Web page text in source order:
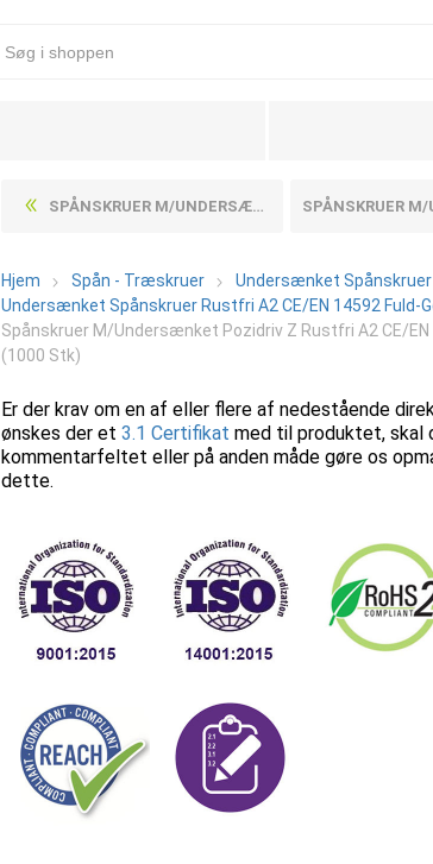
SPÅNSKRUER M/UNDERSÆNKET POZIDRIV Z RUSTFRI A2 CE/EN 14592 4X35-Z (200 STK) SPÅNSKRUER M/UNDERSÆNKET POZIDRIV Z RUSTFRI
Hjem Spån - Træskruer
Undersænket Spånskruer
Undersænket Spånskruer Rustfri A2 CE/EN 14592 Fuld-
Spånskruer M/Undersænket Pozidriv Z Rustfri A2 CE/EN
(1000 Stk)
Er der krav om en af eller flere af nedestående
ønskes der et3.1 Certifikat med til produktet, skal
kommentarfeltet eller på anden måde gøre os
dette.